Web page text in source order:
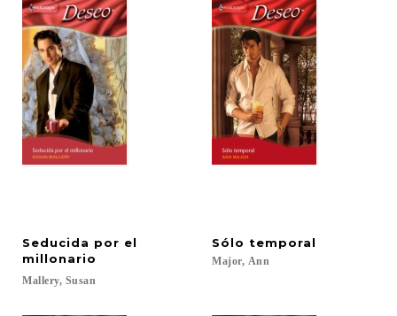
Seducida por el
millonario
Mallery, Susan
Sólo temporal
Major, Ann